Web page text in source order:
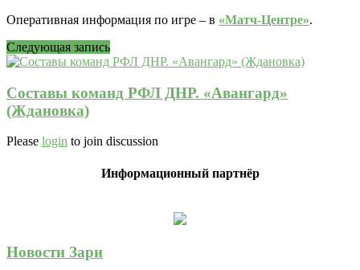
Оперативная информация по игре – в «Матч-Центре».
Следующая запись
Составы команд РФЛ ДНР. «Авангард»
(Ждановка)
Please login to join discussion
Информационный партнёр
Новости Зари